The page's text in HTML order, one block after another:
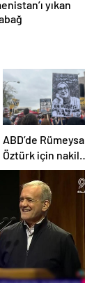
yıkan
bir
ABD’de Rümeysa
Öztürk için nakil
kararı